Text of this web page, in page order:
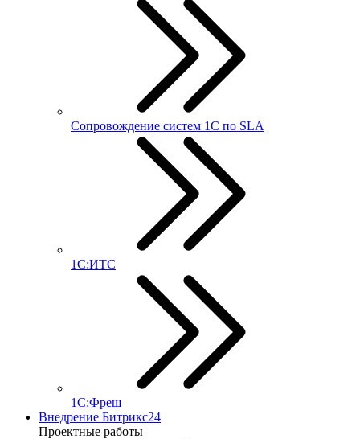
Сопровождение систем 1С по SLA
1С:ИТС
1С:Фреш
Внедрение Битрикс24
Проектные работы